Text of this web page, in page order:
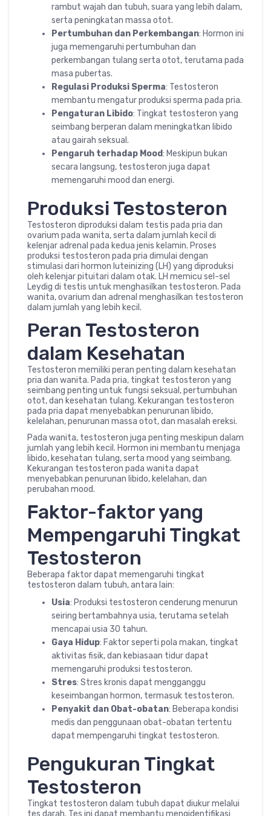
rambut wajah dan tubuh, suara yang lebih dalam,
serta peningkatan massa otot.
Pertumbuhan dan Perkembangan: Hormon ini
juga memengaruhi pertumbuhan dan
perkembangan tulang serta otot, terutama pada
masa pubertas.
Regulasi Produksi Sperma: Testosteron
membantu mengatur produksi sperma pada pria.
Pengaturan Libido: Tingkat testosteron yang
seimbang berperan dalam meningkatkan libido
atau gairah seksual.
Pengaruh terhadap Mood: Meskipun bukan
secara langsung, testosteron juga dapat
memengaruhi mood dan energi.
Produksi Testosteron
Testosteron diproduksi dalam testis pada pria dan
ovarium pada wanita, serta dalam jumlah kecil di
kelenjar adrenal pada kedua jenis kelamin. Proses
produksi testosteron pada pria dimulai dengan
stimulasi dari hormon luteinizing (LH) yang diproduksi
oleh kelenjar pituitari dalam otak. LH memicu sel-sel
Leydig di testis untuk menghasilkan testosteron. Pada
wanita, ovarium dan adrenal menghasilkan testosteron
dalam jumlah yang lebih kecil.
Peran Testosteron
dalam Kesehatan
Testosteron memiliki peran penting dalam kesehatan
pria dan wanita. Pada pria, tingkat testosteron yang
seimbang penting untuk fungsi seksual, pertumbuhan
otot, dan kesehatan tulang. Kekurangan testosteron
pada pria dapat menyebabkan penurunan libido,
kelelahan, penurunan massa otot, dan masalah ereksi.
Pada wanita, testosteron juga penting meskipun dalam
jumlah yang lebih kecil. Hormon ini membantu menjaga
libido, kesehatan tulang, serta mood yang seimbang.
Kekurangan testosteron pada wanita dapat
menyebabkan penurunan libido, kelelahan, dan
perubahan mood.
Faktor-faktor yang
Mempengaruhi Tingkat
Testosteron
Beberapa faktor dapat memengaruhi tingkat
testosteron dalam tubuh, antara lain:
Usia: Produksi testosteron cenderung menurun
seiring bertambahnya usia, terutama setelah
mencapai usia 30 tahun.
Gaya Hidup: Faktor seperti pola makan, tingkat
aktivitas fisik, dan kebiasaan tidur dapat
memengaruhi produksi testosteron.
Stres: Stres kronis dapat mengganggu
keseimbangan hormon, termasuk testosteron.
Penyakit dan Obat-obatan: Beberapa kondisi
medis dan penggunaan obat-obatan tertentu
dapat mempengaruhi tingkat testosteron.
Pengukuran Tingkat
Testosteron
Tingkat testosteron dalam tubuh dapat diukur melalui
tes darah. Tes ini dapat membantu mengidentifikasi